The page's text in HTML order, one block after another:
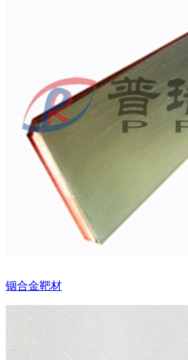
铟合金靶材